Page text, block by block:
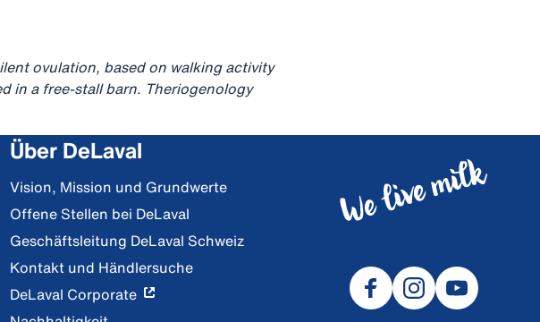
ovulation, based on walking activity
in a free-stall barn. Theriogenology
Über DeLaval
Vision, Mission und Grundwerte
Offene Stellen bei DeLaval
Geschäftsleitung DeLaval Schweiz
Kontakt und Händlersuche
DeLaval Corporate